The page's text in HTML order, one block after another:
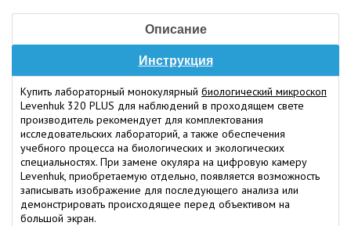
Описание
Инструкция
Купить лабораторный монокулярный биологический микроскоп
Levenhuk 320 PLUS для наблюдений в проходящем свете
производитель рекомендует для комплектования
исследовательских лабораторий, а также обеспечения
учебного процесса на биологических и экологических
специальностях. При замене окуляра на цифровую камеру
Levenhuk, приобретаемую отдельно, появляется возможность
записывать изображение для последующего анализа или
демонстрировать происходящее перед объективом на
большой экран.